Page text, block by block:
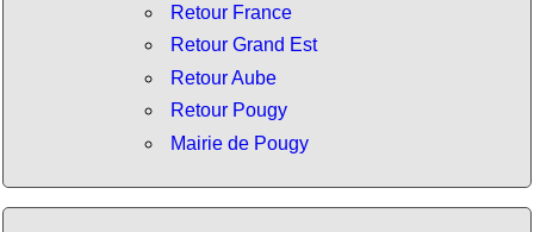
Retour France
Retour Grand Est
Retour Aube
Retour Pougy
Mairie de Pougy